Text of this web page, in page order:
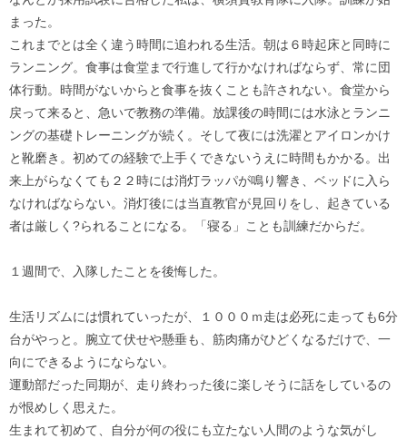
まった。
これまでとは全く違う時間に追われる生活。朝は６時起床と同時に
ランニング。食事は食堂まで行進して行かなければならず、常に団
体行動。時間がないからと食事を抜くことも許されない。食堂から
戻って来ると、急いで教務の準備。放課後の時間には水泳とランニ
ングの基礎トレーニングが続く。そして夜には洗濯とアイロンかけ
と靴磨き。初めての経験で上手くできないうえに時間もかかる。出
来上がらなくても２２時には消灯ラッパが鳴り響き、ベッドに入ら
なければならない。消灯後には当直教官が見回りをし、起きている
者は厳しく?られることになる。「寝る」ことも訓練だからだ。
１週間で、入隊したことを後悔した。
生活リズムには慣れていったが、１０００ｍ走は必死に走っても6分
台がやっと。腕立て伏せや懸垂も、筋肉痛がひどくなるだけで、一
向にできるようにならない。
運動部だった同期が、走り終わった後に楽しそうに話をしているの
が恨めしく思えた。
生まれて初めて、自分が何の役にも立たない人間のような気がし